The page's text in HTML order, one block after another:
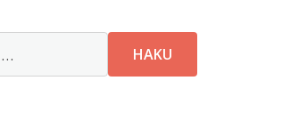
HAKU